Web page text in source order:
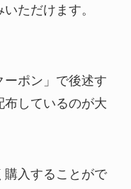
ただけます。
ポン」で後述す
布しているのが大
購入することがで